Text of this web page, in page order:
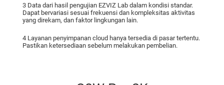
3 Data dari hasil pengujian EZVIZ Lab dalam kondisi standar.
Dapat bervariasi sesuai frekuensi dan kompleksitas aktivitas
yang direkam, dan faktor lingkungan lain.
4 Layanan penyimpanan cloud hanya tersedia di pasar tertentu.
Pastikan ketersediaan sebelum melakukan pembelian.